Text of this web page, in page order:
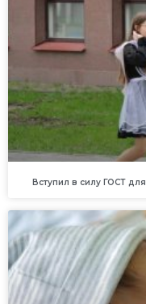
Вступил в силу ГОСТ